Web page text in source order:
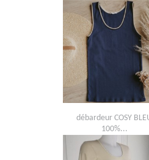
débardeur COSY
100%...